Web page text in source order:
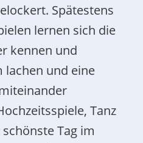
Spätestens
lernen sich die
kennen und
lachen und eine
Tanz
Tag im